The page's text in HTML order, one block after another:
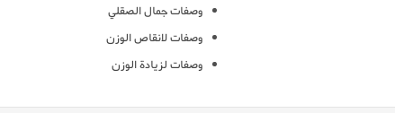
وصفات جمال الصقلي
وصفات لانقاص الوزن
وصفات لزيادة الوزن